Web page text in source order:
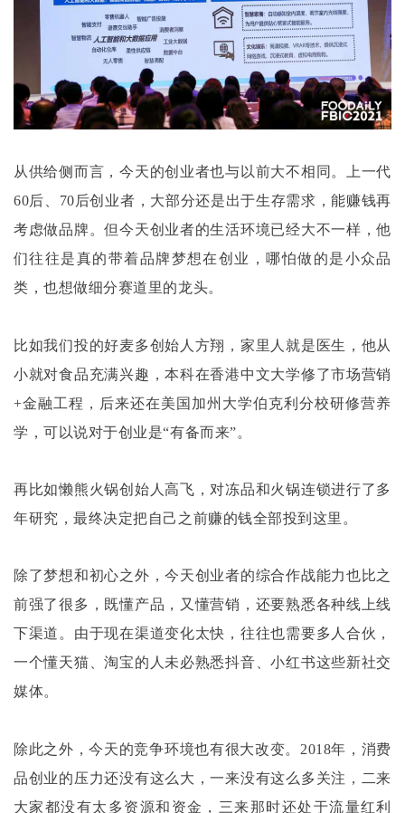
从供给侧而言，今天的创业者也与以前大不相同。上一代
60后、70后创业者，大部分还是出于生存需求，能赚钱再
考虑做品牌。但今天创业者的生活环境已经大不一样，他
们往往是真的带着品牌梦想在创业，哪怕做的是小众品
类，也想做细分赛道里的龙头。
比如我们投的好麦多创始人方翔，家里人就是医生，他从
小就对食品充满兴趣，本科在香港中文大学修了市场营销
+金融工程，后来还在美国加州大学伯克利分校研修营养
学，可以说对于创业是“有备而来”。
再比如懒熊火锅创始人高飞，对冻品和火锅连锁进行了多
年研究，最终决定把自己之前赚的钱全部投到这里。
除了梦想和初心之外，今天创业者的综合作战能力也比之
前强了很多，既懂产品，又懂营销，还要熟悉各种线上线
下渠道。由于现在渠道变化太快，往往也需要多人合伙，
一个懂天猫、淘宝的人未必熟悉抖音、小红书这些新社交
媒体。
除此之外，今天的竞争环境也有很大改变。 2018年，消费
品创业的压力还没有这么大，一来没有这么多关注，二来
大家都没有太多资源和资金，三来那时还处于流量红利